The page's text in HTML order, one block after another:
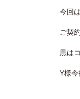
今回
ご契
黒は
Y様今